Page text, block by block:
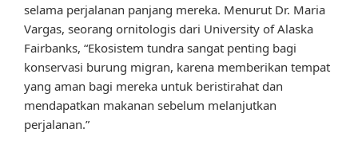
selama perjalanan panjang mereka. Menurut Dr. Maria
Vargas, seorang ornitologis dari University of Alaska
Fairbanks, “Ekosistem tundra sangat penting bagi
konservasi burung migran, karena memberikan tempat
yang aman bagi mereka untuk beristirahat dan
mendapatkan makanan sebelum melanjutkan
perjalanan.”